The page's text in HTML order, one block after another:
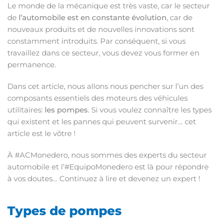
Le monde de la mécanique est très vaste, car le secteur
de l’automobile est en constante évolution, car de
nouveaux produits et de nouvelles innovations sont
constamment introduits. Par conséquent, si vous
travaillez dans ce secteur, vous devez vous former en
permanence.
Dans cet article, nous allons nous pencher sur l’un des
composants essentiels des moteurs des véhicules
utilitaires: les pompes. Si vous voulez connaître les types
qui existent et les pannes qui peuvent survenir… cet
article est le vôtre !
À #ACMonedero, nous sommes des experts du secteur
automobile et l’#EquipoMonedero est là pour répondre
à vos doutes… Continuez à lire et devenez un expert !
Types de pompes